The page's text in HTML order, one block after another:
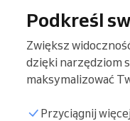
Podkreśl
Zwiększ
dzięki narzędziom
maksymalizować
Przyciągnij